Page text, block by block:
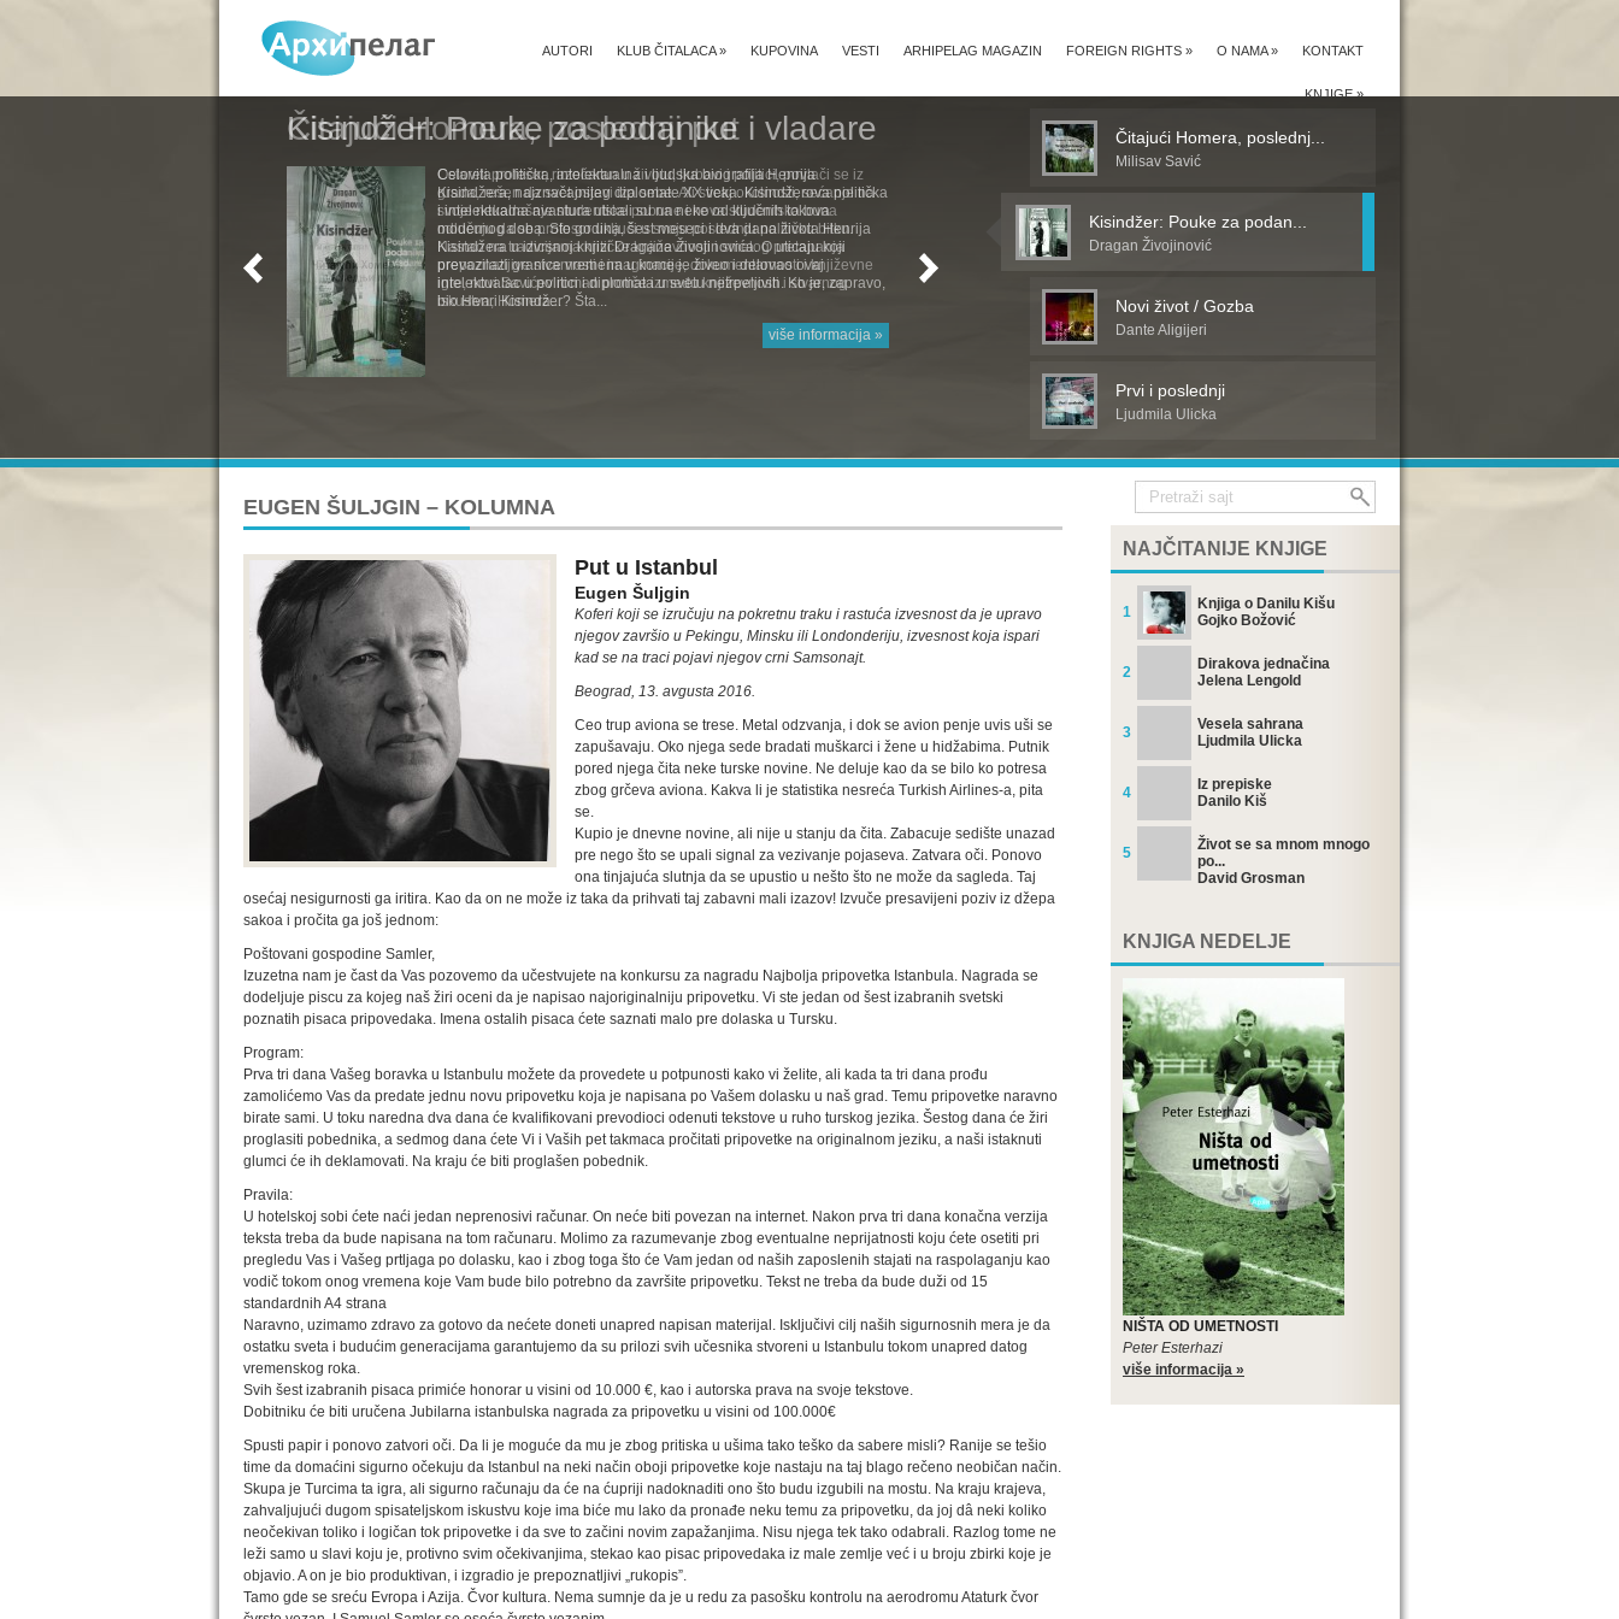
KONTAKT
O NAMA»
FOREIGN RIGHTS »
ARHIPELAG MAGAZIN
VESTI
KUPOVINA
KLUB ČITALACA»
AUTORI
KNJIGE»
Kisindžer: Pouke za podanike i vladare
Celovita politička, intelektualna i ljudska biografija Henrija
Kisindžera, najznačajnijeg diplomate XX veka. Kisindžerova politička
i intelektualna avantura uticali su na neke od ključnih tokova
modernog doba. Sto godina, šest meseci i dva dana života Henrija
Kisindžera u izvrsnoj knjizi Dragana Živojinovića. O uticaju koji
prevazilazi granice vremena u kome je živeo i delovao ovaj
intelektualac u politici i diplomata u svetu netrpeljivih. Ko je, zapravo,
bio Henri Kisindžer? Šta...
više informacija »
Čitajući Homera, poslednj...
Milisav Savić
Kisindžer: Pouke za podan...
Dragan Živojinović
Novi život / Gozba
Dante Aligijeri
Prvi i poslednji
Ljudmila Ulicka
EUGEN ŠULJGIN – KOLUMNA
Put u Istanbul
Eugen Šuljgin
Koferi koji se izručuju na pokretnu traku i rastuća izvesnost da je upravo
njegov završio u Pekingu, Minsku ili Londonderiju, izvesnost koja ispari
kad se na traci pojavi njegov crni Samsonajt.
Beograd, 13. avgusta 2016.
Ceo trup aviona se trese. Metal odzvanja, i dok se avion penje uvis uši se
zapušavaju. Oko njega sede bradati muškarci i žene u hidžabima. Putnik
pored njega čita neke turske novine. Ne deluje kao da se bilo ko potresa
zbog grčeva aviona. Kakva li je statistika nesreća Turkish Airlines-a, pita
se.
Kupio je dnevne novine, ali nije u stanju da čita. Zabacuje sedište unazad
pre nego što se upali signal za vezivanje pojaseva. Zatvara oči. Ponovo
ona tinjajuća slutnja da se upustio u nešto što ne može da sagleda. Taj
osećaj nesigurnosti ga iritira. Kao da on ne može iz taka da prihvati taj zabavni mali izazov! Izvuče presavijeni poziv iz džepa
sakoa i pročita ga još jednom:
Poštovani gospodine Samler,
Izuzetna nam je čast da Vas pozovemo da učestvujete na konkursu za nagradu Najbolja pripovetka Istanbula. Nagrada se
dodeljuje piscu za kojeg naš žiri oceni da je napisao najoriginalniju pripovetku. Vi ste jedan od šest izabranih svetski
poznatih pisaca pripovedaka. Imena ostalih pisaca ćete saznati malo pre dolaska u Tursku.
Program:
Prva tri dana Vašeg boravka u Istanbulu možete da provedete u potpunosti kako vi želite, ali kada ta tri dana prođu
zamolićemo Vas da predate jednu novu pripovetku koja je napisana po Vašem dolasku u naš grad. Temu pripovetke naravno
birate sami. U toku naredna dva dana će kvalifikovani prevodioci odenuti tekstove u ruho turskog jezika. Šestog dana će žiri
proglasiti pobednika, a sedmog dana ćete Vi i Vaših pet takmaca pročitati pripovetke na originalnom jeziku, a naši istaknuti
glumci će ih deklamovati. Na kraju će biti proglašen pobednik.
Pravila:
U hotelskoj sobi ćete naći jedan neprenosivi računar. On neće biti povezan na internet. Nakon prva tri dana konačna verzija
teksta treba da bude napisana na tom računaru. Molimo za razumevanje zbog eventualne neprijatnosti koju ćete osetiti pri
pregledu Vas i Vašeg prtljaga po dolasku, kao i zbog toga što će Vam jedan od naših zaposlenih stajati na raspolaganju kao
vodič tokom onog vremena koje Vam bude bilo potrebno da završite pripovetku. Tekst ne treba da bude duži od 15
standardnih A4 strana
Naravno, uzimamo zdravo za gotovo da nećete doneti unapred napisan materijal. Isključivi cilj naših sigurnosnih mera je da
ostatku sveta i budućim generacijama garantujemo da su prilozi svih učesnika stvoreni u Istanbulu tokom unapred datog
vremenskog roka.
Svih šest izabranih pisaca primiće honorar u visini od 10.000 €, kao i autorska prava na svoje tekstove.
Dobitniku će biti uručena Jubilarna istanbulska nagrada za pripovetku u visini od 100.000€
Spusti papir i ponovo zatvori oči. Da li je moguće da mu je zbog pritiska u ušima tako teško da sabere misli? Ranije se tešio
time da domaćini sigurno očekuju da Istanbul na neki način oboji pripovetke koje nastaju na taj blago rečeno neobičan način.
Skupa je Turcima ta igra, ali sigurno računaju da će na ćupriji nadoknaditi ono što budu izgubili na mostu. Na kraju krajeva,
zahvaljujući dugom spisateljskom iskustvu koje ima biće mu lako da pronađe neku temu za pripovetku, da joj dâ neki koliko
neočekivan toliko i logičan tok pripovetke i da sve to začini novim zapažanjima. Nisu njega tek tako odabrali. Razlog tome ne
leži samo u slavi koju je, protivno svim očekivanjima, stekao kao pisac pripovedaka iz male zemlje već i u broju zbirki koje je
objavio. A on je bio produktivan, i izgradio je prepoznatljivi „rukopis”.
Tamo gde se sreću Evropa i Azija. Čvor kultura. Nema sumnje da je u redu za pasošku kontrolu na aerodromu Ataturk čvor
NAJČITANIJE KNJIGE
1
Knjiga o Danilu Kišu
Gojko Božović
2
Dirakova jednačina
Jelena Lengold
3
Vesela sahrana
Ljudmila Ulicka
4
Iz prepiske
Danilo Kiš
5
Život se sa mnom mnogo
po...
David Grosman
KNJIGA NEDELJE
NIŠTA OD UMETNOSTI
Peter Esterhazi
više informacija »